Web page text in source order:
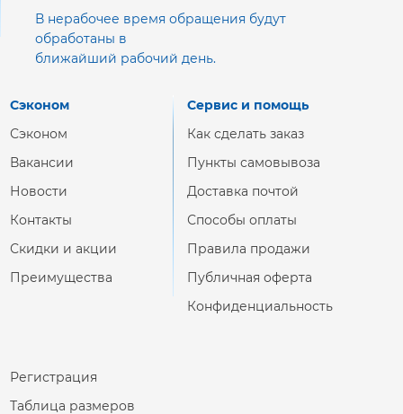
В нерабочее время обращения будут
обработаны в
ближайший рабочий день.
Сэконом
Сэконом
Вакансии
Новости
Контакты
Скидки и акции
Преимущества
Сервис и помощь
Как сделать заказ
Пункты самовывоза
Доставка почтой
Способы оплаты
Правила продажи
Публичная оферта
Конфиденциальность
Регистрация
Таблица размеров